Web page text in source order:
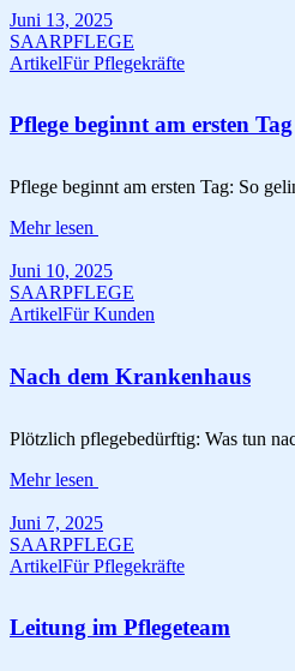
Juni 13, 2025
SAARPFLEGE
ArtikelFür Pflegekräfte
Pflege beginnt am ersten Tag
Pflege beginnt am ersten Tag: So
Mehr lesen
Juni 10, 2025
SAARPFLEGE
ArtikelFür Kunden
Nach dem Krankenhaus
Plötzlich pflegebedürftig: Was tun
Mehr lesen
Juni 7, 2025
SAARPFLEGE
ArtikelFür Pflegekräfte
Leitung im Pflegeteam